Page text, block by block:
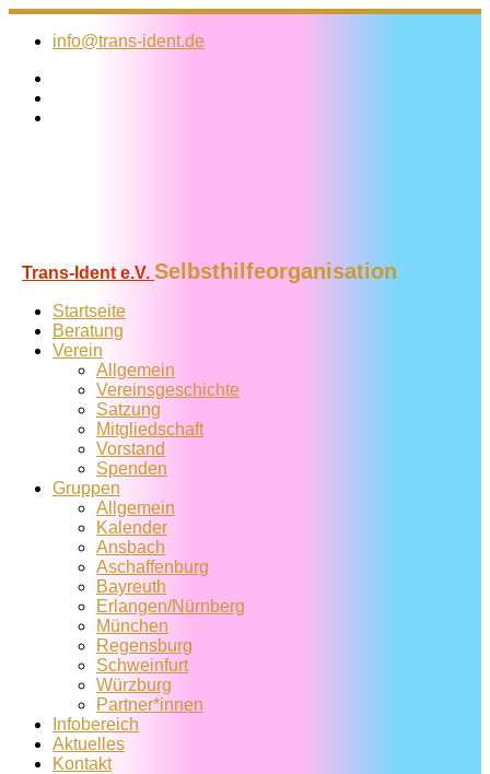
Zum
Inhalt
info@trans-ident.de
Trans-Ident e.V. Selbsthilfeorganisation
Startseite
Beratung
Verein
Allgemein
Vereins­geschichte
Satzung
Mitglied­schaft
Vorstand
Spenden
Gruppen
Allgemein
Kalender
Ansbach
Aschaffenburg
Bayreuth
Erlangen/Nürnberg
München
Regensburg
Schweinfurt
Würzburg
Partner*innen
Infobereich
Aktuelles
Kontakt